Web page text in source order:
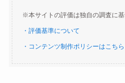
※本サイトの評価は独自の調査に
・評価基準について
・コンテンツ制作ポリシーはこちら